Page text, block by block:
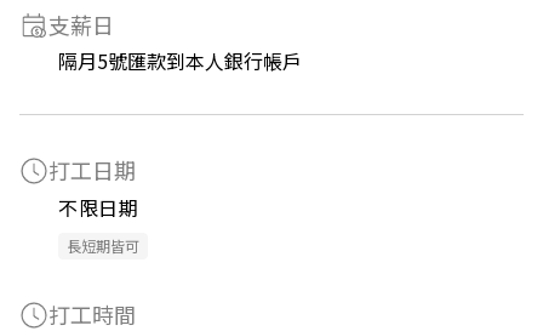
支薪日
隔月5號匯款到本人銀行帳戶
打工日期
不限日期
長短期皆可
打工時間